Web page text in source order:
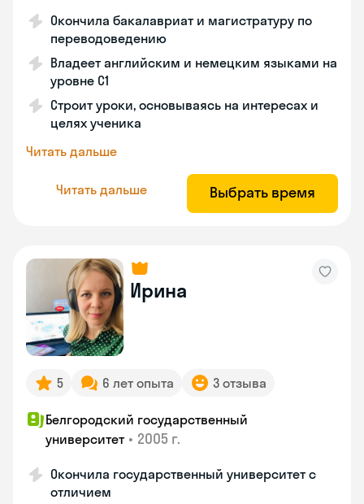
Окончила бакалавриат и магистратуру по
переводоведению
Владеет английским и немецким языками на
уровне C1
Строит уроки, основываясь на интересах и
целях ученика
Читать дальше
Читать дальше Выбрать время
Ирина
5 6 лет опыта 3 отзыва
Белгородский государственный
университет • 2005 г.
Окончила государственный университет с
отличием